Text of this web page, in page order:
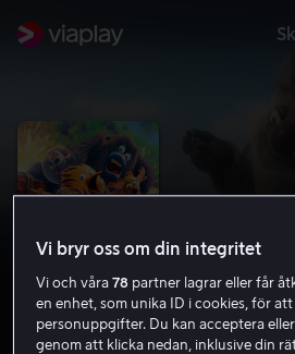
Vi bryr oss om din integritet
Vi och våra78 partner lagrar eller får
en enhet, som unika ID i cookies, för
personuppgifter. Du kan acceptera
genom att klicka nedan, inklusive din